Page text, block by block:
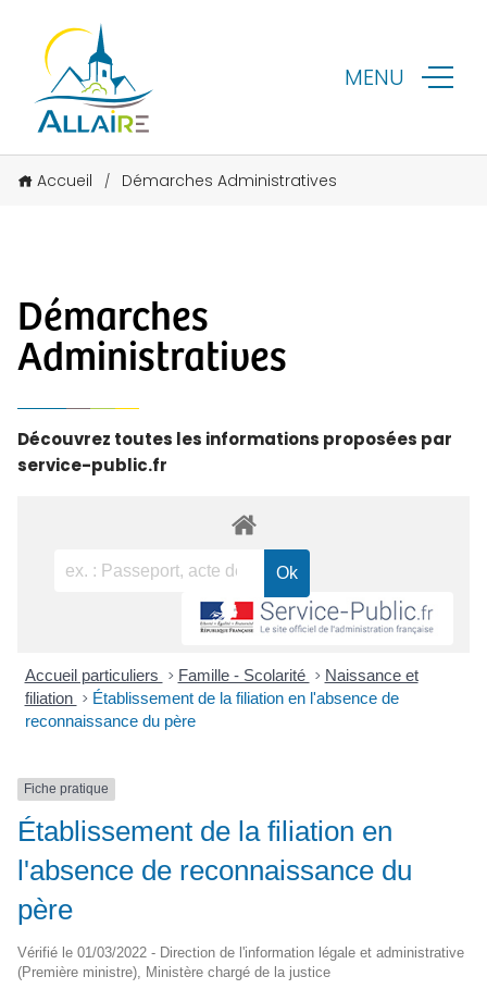
MENU
Accueil / Démarches Administratives
Démarches
Administratives
Découvrez toutes les informations proposées par
service-public.fr
Accueil particuliers > Famille - Scolarité > Naissance et
filiation > Établissement de la filiation en l'absence de
reconnaissance du père
Fiche pratique
Établissement de la filiation en
l'absence de reconnaissance du
père
Vérifié le 01/03/2022 - Direction de l'information légale et administrative
(Première ministre), Ministère chargé de la justice